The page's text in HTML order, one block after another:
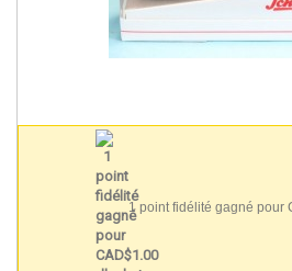
1 point fidélité gagné pour